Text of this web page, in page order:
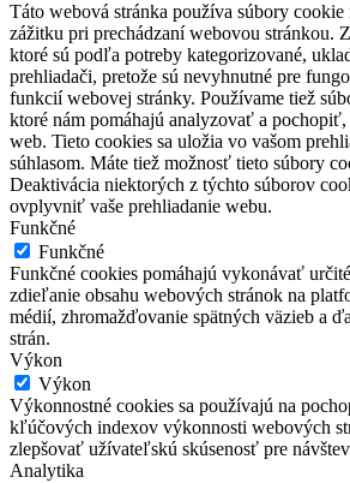
Táto webová stránka používa súbory cookie
zážitku pri prechádzaní webovou stránkou.
ktoré sú podľa potreby kategorizované,
prehliadači, pretože sú nevyhnutné pre
funkcií webovej stránky. Používame tiež
ktoré nám pomáhajú analyzovať a
web. Tieto cookies sa uložia vo vašom
súhlasom. Máte tiež možnosť tieto súbory
Deaktivácia niektorých z týchto súborov
ovplyvniť vaše prehliadanie webu.
Funkčné
Funkčné
Funkčné cookies pomáhajú vykonávať
zdieľanie obsahu webových stránok na
médií, zhromažďovanie spätných väzieb a
strán.
Výkon
Výkon
Výkonnostné cookies sa používajú na
kľúčových indexov výkonnosti webových
zlepšovať užívateľskú skúsenosť pre
Analytika